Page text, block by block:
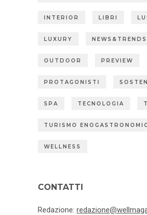
INTERIOR LIBRI
LUXURY NEWS&TRENDS
OUTDOOR PREVIEW
PROTAGONISTI
SPA TECNOLOGIA
TURISMO
WELLNESS
CONTATTI
Redazione: